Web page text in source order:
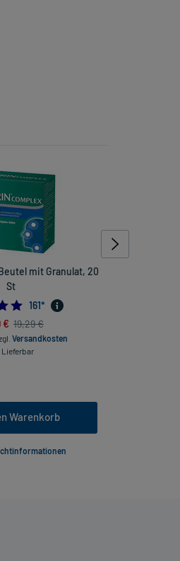
mit Granulat, 20
St
4.881987577639752
161*
€ 19,29 €
Versandkosten
Lieferbar
Warenkorb